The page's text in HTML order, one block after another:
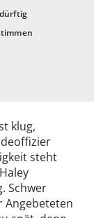
klug,
steht
Schwer
Angebeteten